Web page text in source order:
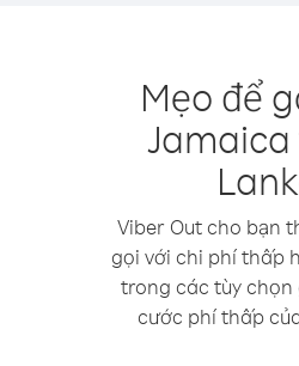
Mẹo để
Jamaica
Viber Out cho bạn
gọi với chi phí thấp
trong các tùy chọn
cước phí thấp